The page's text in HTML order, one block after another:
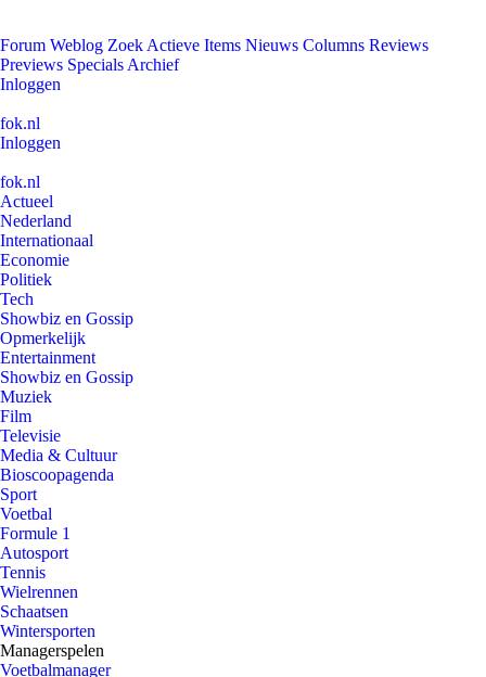
Forum Weblog Zoek Actieve Items Nieuws Columns Reviews
Previews Specials Archief
Inloggen
fok.nl
Inloggen
fok.nl
Actueel
Nederland
Internationaal
Economie
Politiek
Tech
Showbiz en Gossip
Opmerkelijk
Entertainment
Showbiz en Gossip
Muziek
Film
Televisie
Media & Cultuur
Bioscoopagenda
Sport
Voetbal
Formule 1
Autosport
Tennis
Wielrennen
Schaatsen
Wintersporten
Managerspelen
Voetbalmanager